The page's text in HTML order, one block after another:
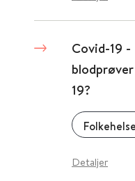
Covid-19
19?
Detaljer